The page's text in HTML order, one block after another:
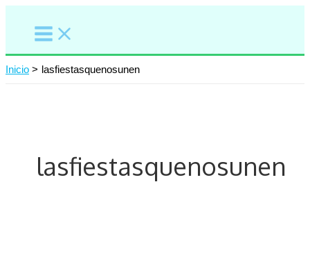
contenido
Inicio lasfiestasquenosunen
lasfiestasquenosunen